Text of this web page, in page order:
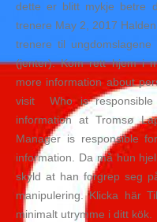
dette er blitt mykje betre
trenere May 2, 2017
trenere til
(jenter). Kom rett hjem i
more information about
visit ‍ Who is
information at Tromsø
Manager is responsible
information. Da må hun
skyld at han forgrep seg
manipulering. Klicka här
minimalt utrymme i ditt